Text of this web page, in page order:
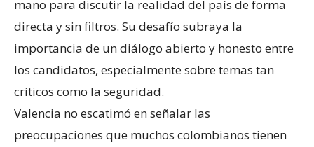
mano para discutir la realidad del país de forma
directa y sin filtros. Su desafío subraya la
importancia de un diálogo abierto y honesto entre
los candidatos, especialmente sobre temas tan
críticos como la seguridad.
Valencia no escatimó en señalar las
preocupaciones que muchos colombianos tienen